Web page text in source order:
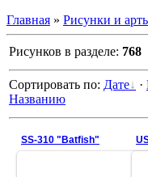
Главная » Рисунки и
Рисунков в разделе: 768
Сортировать по: Дате ·
Названию
SS-310 "Batfish"